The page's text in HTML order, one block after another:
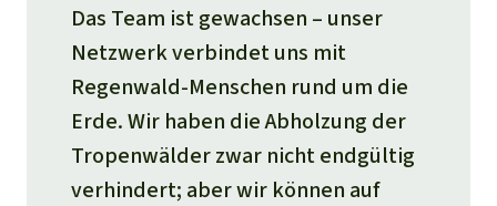
Das Team ist gewachsen – unser
Netzwerk verbindet uns mit
Regenwald-Menschen rund um die
Erde. Wir haben die Abholzung der
Tropenwälder zwar nicht endgültig
verhindert; aber wir können auf